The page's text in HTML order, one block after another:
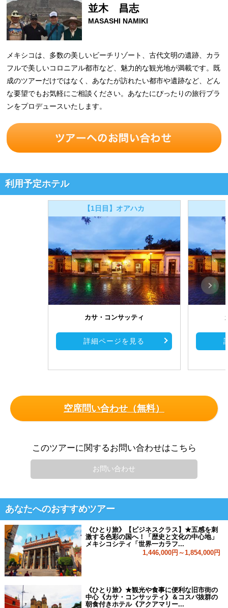
並木 昌志
MASASHI NAMIKI
メキシコは、多数の美しいビーチリゾート、古代文明の遺跡、カラ
フルで美しいコロニアル都市など、魅力的な観光地が満載です。既
成のツアーだけではなく、あなたが訪れたい都市や遺跡など、どん
な要望でもお気軽にご相談ください。あなたにぴったりの旅行プラ
ンをプロデュースいたします。
利用予定ホテル
【1日目】オアハカ
カサ・コンサッティ
詳細ページを見る
空席問い合わせ（無料）
このツアーに関するお問い合わせはこちら
お問い合わせ
あなたへのおすすめツアー
《ひとり旅》【ビジネスクラス】★五感を刺
激する色彩の国へ！「歴史と文化の中心地」
メキシコシティ「世界一カラフ...
1,446,000円～1,854,000円
《ひとり旅》★観光や食事に便利な旧市街の
中心《カサ・コンサッティ》＆コスパ抜群の
朝食付きホテル《アクアマリー...